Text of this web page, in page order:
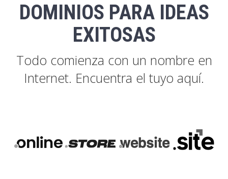
DOMINIOS PARA IDEAS
EXITOSAS
Todo comienza con un nombre en
Internet. Encuentra el tuyo aquí.